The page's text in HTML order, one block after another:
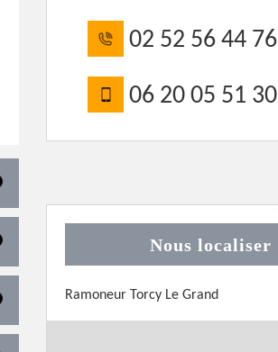
02 52 56 44 76
06 20 05 51 30
Nous localiser
Ramoneur Torcy Le Grand